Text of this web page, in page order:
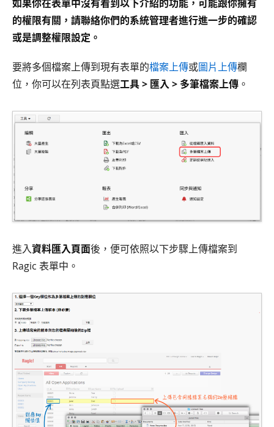
如果你在表單中沒有看到以下介紹的功能，可能跟你擁有
的權限有關，請聯絡你們的系統管理者進行進一步的確認
或是調整權限設定。
要將多個檔案上傳到現有表單的檔案上傳或圖片上傳欄
位，你可以在列表頁點選工具 > 匯入 > 多筆檔案上傳 。
進入資料匯入頁面後，便可依照以下步驟上傳檔案到
Ragic 表單中。